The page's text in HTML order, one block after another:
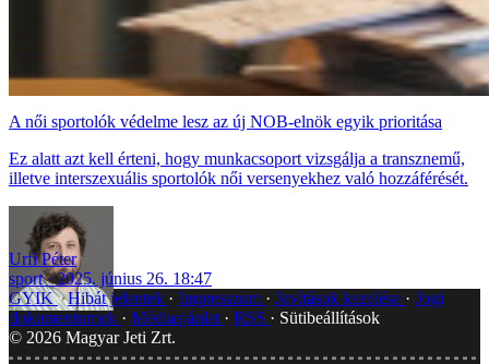
A női sportolók védelme lesz az új NOB-elnök egyik prioritása
Ez alatt azt kell érteni, hogy munkacsoport vizsgálja a transznemű,
illetve interszexuális sportolók női versenyekhez való hozzáférését.
Urfi Péter
sport
2025. június 26. 18:47
GYIK Hibát jelentek Impresszum Javítások kezelése
Jogi
dokumentumok
Médiaajánlat RSS
Sütibeállítások
© 2026 Magyar Jeti Zrt.